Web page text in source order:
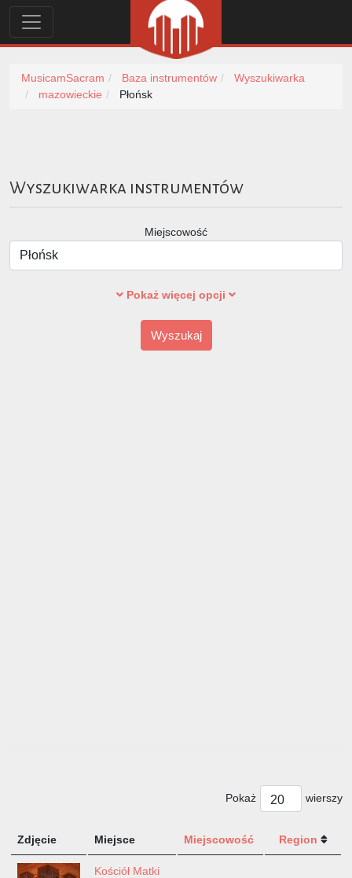
MusicamSacram Baza instrumentów
Wyszukiwarka
mazowieckie
Płońsk
Wyszukiwarka instrumentów
Miejscowość
Pokaż więcej opcji
Wyszukaj
Pokaż wierszy
Zdjęcie Miejsce Miejscowość Region
Kościół Matki